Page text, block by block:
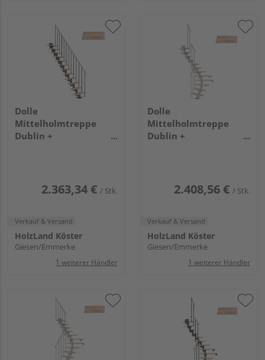
Dolle
Mittelholmtreppe
Dublin +
Metallkomp anthrazit
2.363,34 € / Stk.
Verkauf & Versand
HolzLand Köster
Giesen/Emmerke
1 weiterer Händler
Dolle
Mittelholmtreppe
Dublin +
Metallkomp perlgrau
2.408,56 € / Stk.
Verkauf & Versand
HolzLand Köster
Giesen/Emmerke
1 weiterer Händler